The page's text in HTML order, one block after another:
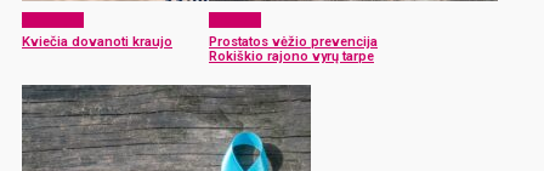
Kviečia dovanoti kraujo
Prostatos vėžio prevencija
Rokiškio rajono vyrų tarpe